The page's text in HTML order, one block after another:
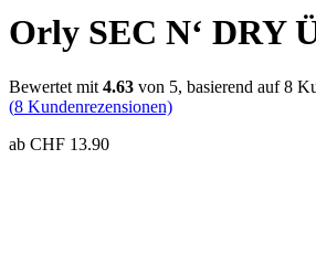
Orly SEC N‘ DRY
Bewertet mit 4.63 von 5, basierend auf8
(8 Kundenrezensionen)
ab CHF 13.90